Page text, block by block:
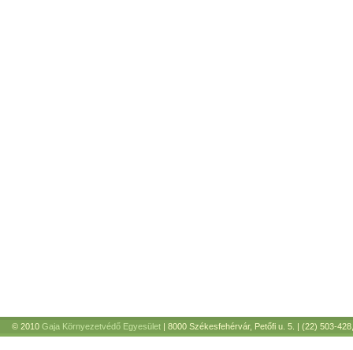
© 2010 Gaja Környezetvédő Egyesület | 8000 Székesfehérvár, Petőfi u. 5. | (22) 503-